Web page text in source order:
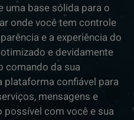
base sólida para o
onde você tem controle
e a experiência do
e devidamente
comando da sua
plataforma confiável para
mensagens e
com você e sua